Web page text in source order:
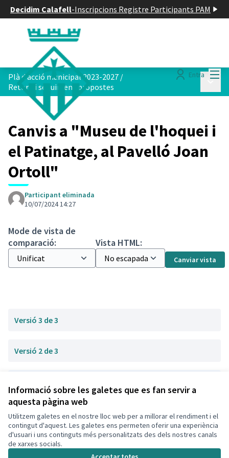
Informació sobre les galetes que es fan servir a
aquesta pàgina web
Utilitzem galetes en el nostre lloc web per a millorar el rendiment i el
contingut d'aquest. Les galetes ens permeten oferir una experiència
d'usuari i uns continguts més personalitzats des dels nostres canals
de xarxes socials.
Decidim Calafell-Inscripcions Registre Participants PAM
Entra
Plà d acció municipal 2023-2027 /
Retorn i seguiment propostes
Canvis a "Museu de l'hoquei i
el Patinatge, al Pavelló Joan
Ortoll"
Participant eliminada
10/07/2024 14:27
Mode de vista de
comparació:
Vista HTML:
Canviar vista
Versió 3 de 3
Versió 2 de 3
Termes i condicions d'ús
Configuració de les galetes
Decidim Calafell a X
(Enllaç extern)
Decidim Calafell a Facebook
Decidim Calafell a YouTube
Decidim Calafell a GitHub
(Enllaç extern)